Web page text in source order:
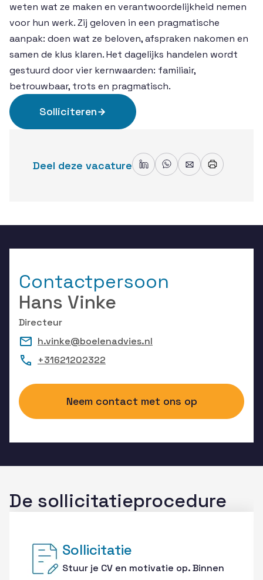
weten wat ze maken en verantwoordelijkheid nemen
voor hun werk. Zij geloven in een pragmatische
aanpak: doen wat ze beloven, afspraken nakomen en
samen de klus klaren. Het dagelijks handelen wordt
gestuurd door vier kernwaarden: familiair,
betrouwbaar, trots en pragmatisch.
Solliciteren
Deel deze vacature
Contactpersoon
Hans Vinke
Directeur
h.vinke@boelenadvies.nl
+31621202322
Neem contact met ons op
De sollicitatieprocedure
Sollicitatie
Stuur je CV en motivatie op. Binnen